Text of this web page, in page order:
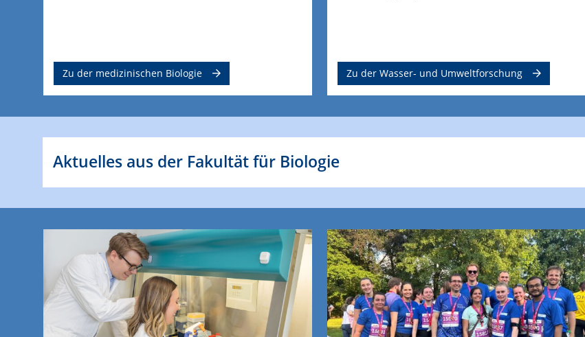
Zu der medizinischen Biologie Zu der Wasser- und Umweltforschung
Aktuelles aus der Fakultät für Biologie